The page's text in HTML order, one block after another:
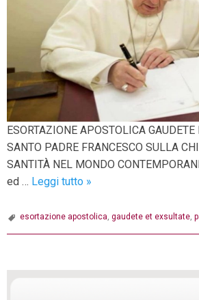
ESORTAZIONE APOSTOLICA GAUDETE
SANTO PADRE FRANCESCO SULLA
SANTITÀ NEL MONDO
ed … Leggi tutto “Gaudete
exsultate”:
l’ultima
»
esortazione apostolica, gaudete et exsultate,